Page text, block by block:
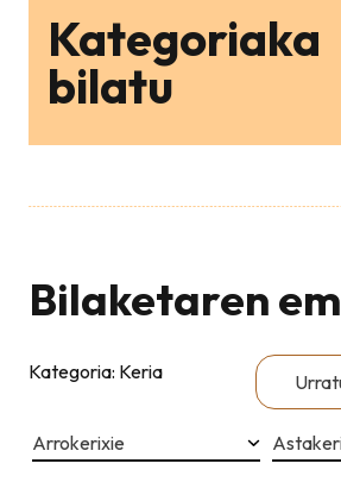
Kategoriaka
bilatu
Bilaketaren
Kategoria: Keria
Arrokerixie